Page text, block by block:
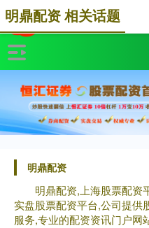
明鼎配资
明鼎配资,上海股票配资
实盘股票配资平台,公司提供
服务,专业的配资资讯门户网
明鼎配资 相关话题